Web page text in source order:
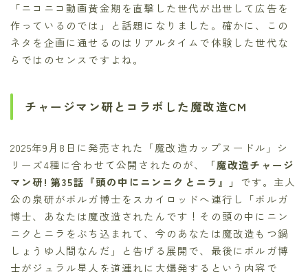
「ニコニコ動画黄金期を直撃した世代が出世して広告を
作っているのでは」と話題になりました。確かに、この
ネタを企画に通せるのはリアルタイムで体験した世代な
らではのセンスですよね。
チャージマン研とコラボした魔改造CM
2025年9月8日に発売された「魔改造カップヌードル」シ
リーズ4種に合わせて公開されたのが、
「魔改造チャージ
マン研! 第35話『頭の中にニンニクとニラ』」 です。主人
公の泉研がボルガ博士をスカイロッドへ連行し「ボルガ
博士、あなたは魔改造されたんです！その頭の中にニン
ニクとニラをぶち込まれて、今のあなたは魔改造もつ鍋
しょうゆ人間なんだ」と告げる展開で、最後にボルガ博
士がジュラル星人を道連れに大爆発するという内容で